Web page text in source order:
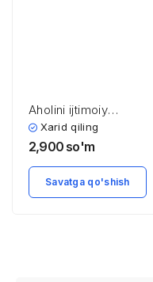
Aholini ijtimoiy
himoyalash asoslari
Xarid qiling
2,900 so'm
Savatga qo'shish